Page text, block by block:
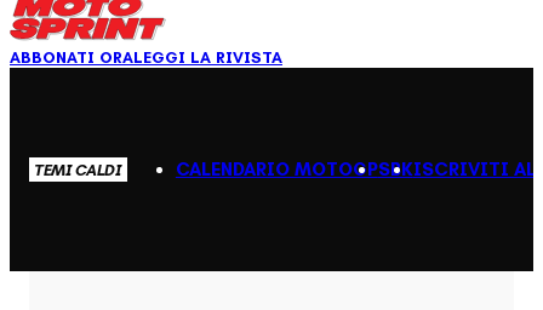
ABBONATI ORALEGGI LA RIVISTA
TEMI CALDI CALENDARIO MOTOGPSBKISCRIVITI AL